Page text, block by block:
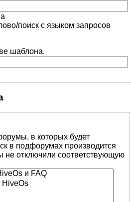
поиск с языком запросов
шаблона.
в которых будет
в подфорумах производится
не отключили соответствующую